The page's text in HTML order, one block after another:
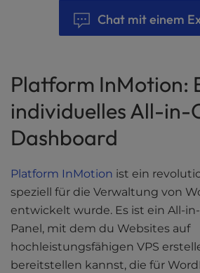
Chat mit einem
Platform InMotion:
individuelles All-in-
Dashboard
Platform InMotion ist ein
speziell für die Verwaltung von
entwickelt wurde. Es ist ein All-
Panel, mit dem du Websites auf
hochleistungsfähigen VPS
bereitstellen kannst, die für